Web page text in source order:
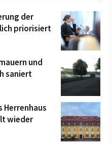
der
priorisiert
und
saniert
Herrenhaus
wieder